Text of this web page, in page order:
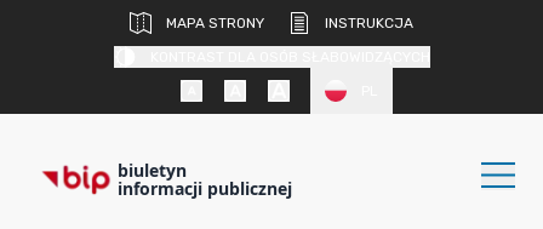
MAPA STRONY
INSTRUKCJA
biuletyn
informacji publicznej